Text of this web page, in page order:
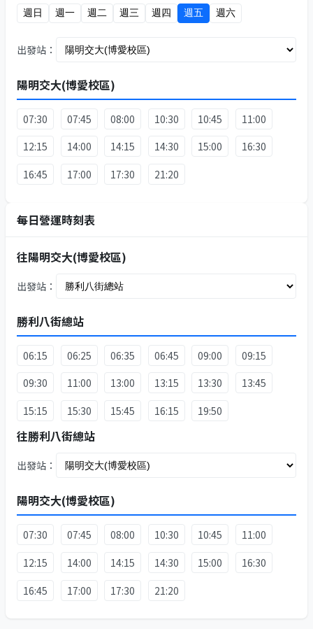
週日 週一 週二 週三 週四 週五 週六
出發站：
陽明交大(博愛校區)
07:30 07:45 08:00 10:30 10:45
11:00
12:15
14:00 14:15 14:30 15:00
16:30
16:45
17:00 17:30 21:20
每日營運時刻表
往陽明交大(博愛校區)
出發站：
勝利八街總站
06:15 06:25 06:35 06:45 09:00
09:15
09:30
11:00 13:00 13:15 13:30
13:45
15:15
15:30 15:45 16:15 19:50
往勝利八街總站
出發站：
陽明交大(博愛校區)
07:30 07:45 08:00 10:30 10:45
11:00
12:15
14:00 14:15 14:30 15:00
16:30
16:45
17:00 17:30 21:20